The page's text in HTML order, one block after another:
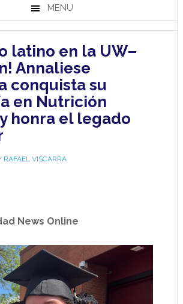
MENU
latino en la UW–
Annaliese
conquista su
en Nutrición
honra el legado
RAFAEL VISCARRA
News Online